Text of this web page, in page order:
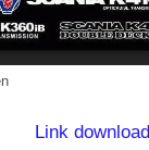
Link download